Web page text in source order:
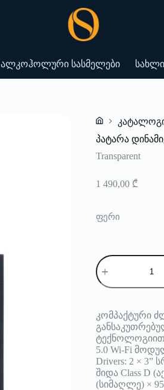
ალკოჰოლური სასმელები
Home
პატარა
Transparent
1 490,00 ₾
ფერი
რაოდენობა:
პატარა
დინამიკი
კომპაქტური
ტექნოლოგიით.
5.0 Wi-Fi
Drivers: 2 × 3”
შიდა Class D
(სიმაღლე) ×